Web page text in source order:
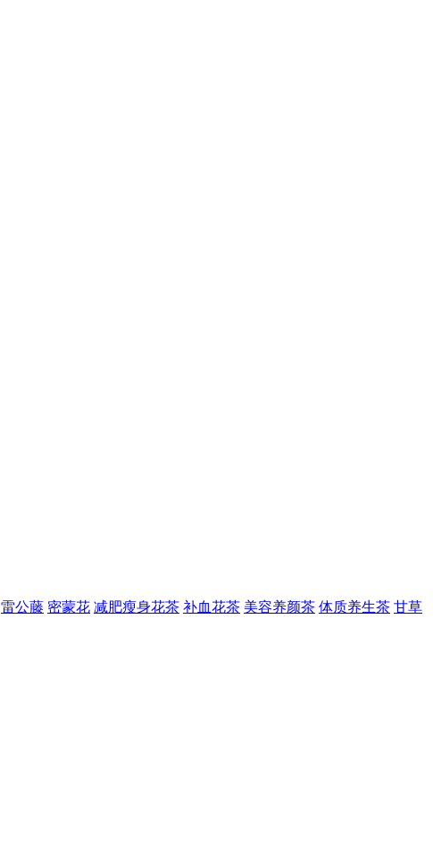
雷公藤 密蒙花 减肥瘦身花茶 补血花茶 美容养颜茶 体质养生茶 甘草